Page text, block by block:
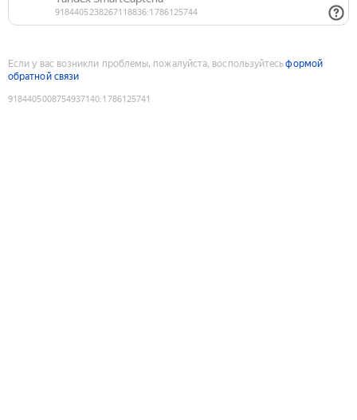
Если у вас возникли проблемы, пожалуйста, воспользуйтесьформой
обратной связи
9184405008754937140:1786125741